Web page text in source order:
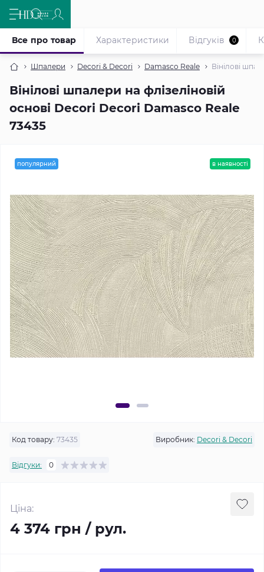
Шпалери Decori & Decori Damasco Reale Вінілові
Вінілові шпалери на флізеліновій
основі Decori Decori Damasco Reale
73435
Все про товар Характеристики Відгуків 0
популярний в наявності
Код товару: 73435 Виробник: Decori & Decori
Відгуки: 0
Ціна:
4 374 грн / рул.